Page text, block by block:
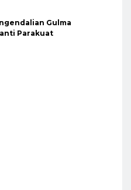
Gulma
Parakuat